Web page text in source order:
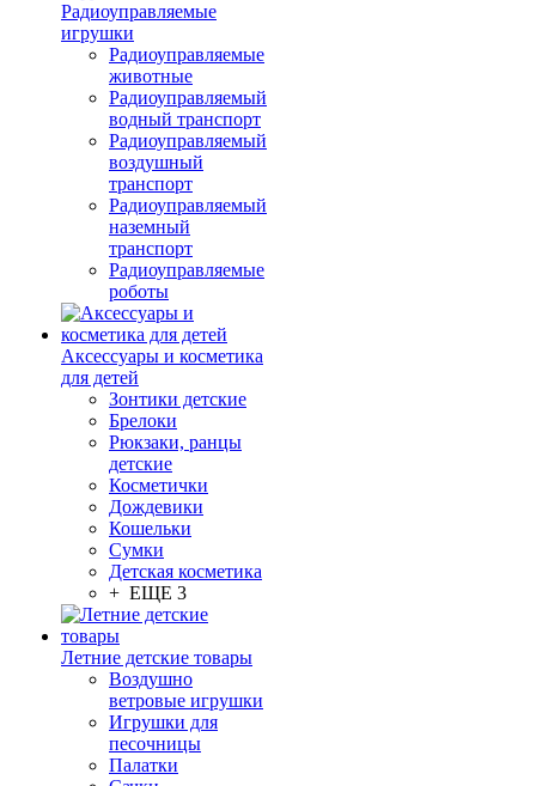
Радиоуправляемые
игрушки
Радиоуправляемые
животные
Радиоуправляемый
водный транспорт
Радиоуправляемый
воздушный
транспорт
Радиоуправляемый
наземный
транспорт
Радиоуправляемые
роботы
Аксессуары и косметика
для детей
Зонтики детские
Брелоки
Рюкзаки, ранцы
детские
Косметички
Дождевики
Кошельки
Сумки
Детская косметика
+ ЕЩЕ 3
Летние детские товары
Воздушно
ветровые игрушки
Игрушки для
песочницы
Палатки